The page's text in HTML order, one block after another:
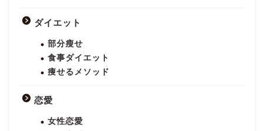
ダイエット
部分瘦せ
食事ダイエット
痩せるメソッド
恋愛
女性恋愛